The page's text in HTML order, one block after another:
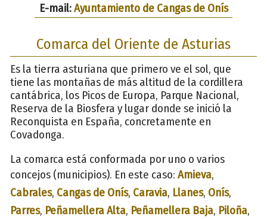
E-mail:Ayuntamiento de Cangas de Onís
Comarca del Oriente de Asturias
Es la tierra asturiana que primero ve el sol, que
tiene las montañas de más altitud de la cordillera
cantábrica, los Picos de Europa, Parque Nacional,
Reserva de la Biosfera y lugar donde se inició la
Reconquista en España, concretamente en
Covadonga.
La comarca está conformada por uno o varios
concejos (municipios). En este caso: Amieva,
Cabrales, Cangas de Onís, Caravia, Llanes, Onís,
Parres, Peñamellera Alta, Peñamellera Baja, Piloña,